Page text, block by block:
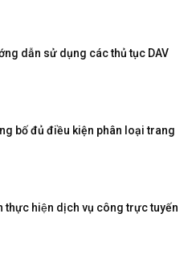
dẫn sử dụng các thủ tục DAV
bố đủ điều kiện phân loại trang
thực hiện dịch vụ công trực tuyến